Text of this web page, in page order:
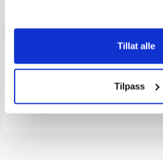
Tillat alle
Tilpass
Q & A